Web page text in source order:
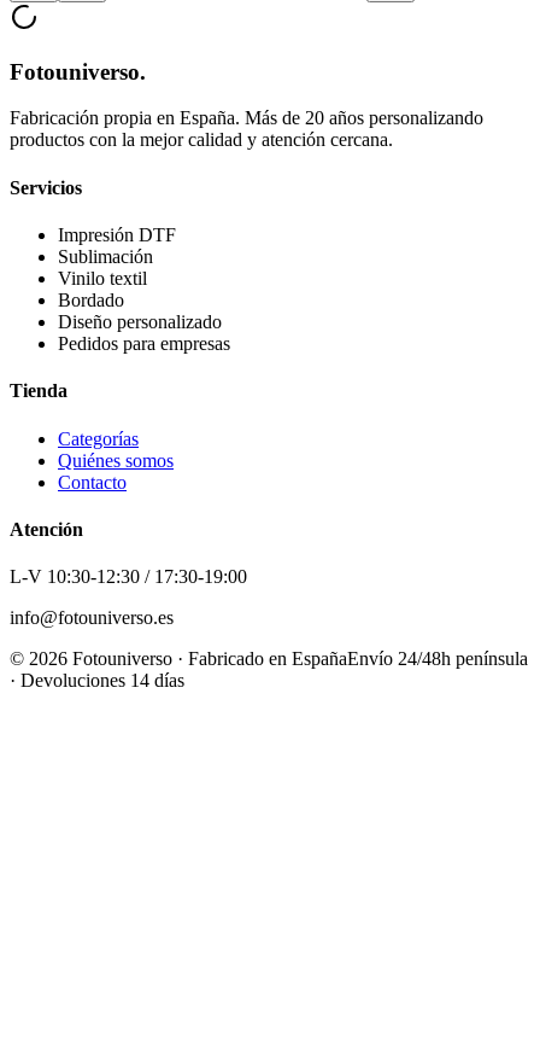
Fotouniverso.
Fabricación propia en España. Más de 20 años personalizando
productos con la mejor calidad y atención cercana.
Servicios
Impresión DTF
Sublimación
Vinilo textil
Bordado
Diseño personalizado
Pedidos para empresas
Tienda
Categorías
Quiénes somos
Contacto
Atención
L-V 10:30-12:30 / 17:30-19:00
info@fotouniverso.es
© 2026 Fotouniverso · Fabricado en EspañaEnvío 24/48h península
· Devoluciones 14 días